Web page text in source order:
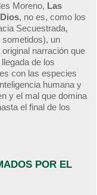
Moreno, Las
, no es, como los
Secuestrada,
un
narración que
de los
con las especies
humana y
y el mal que domina
el final de los
POR EL